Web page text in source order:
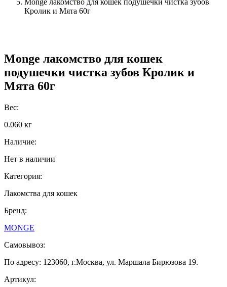
Monge лакомство для кошек подушечки чистка зубов
Кролик и Мята 60г
Monge лакомство для кошек
подушечки чистка зубов Кролик и
Мята 60г
Вес:
0.060 кг
Наличие:
Нет в наличии
Категория:
Лакомства для кошек
Бренд:
MONGE
Самовывоз:
По адресу: 123060, г.Москва, ул. Маршала Бирюзова 19.
Артикул: